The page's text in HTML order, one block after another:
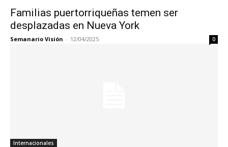
Familias puertorriqueñas temen ser
desplazadas en Nueva York
Semanario Visión - 12/04/2025 0
Internacionales